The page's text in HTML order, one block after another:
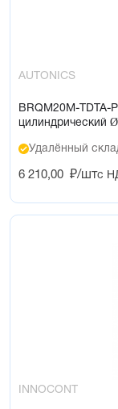
AUTONICS
BRQM20M-TDTA-
цилиндрический
Удалённый
6 210,00 ₽/штс
INNOCONT